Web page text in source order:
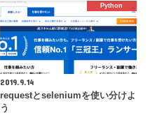
Python
2019.9.14
requestとseleniumを使い分けよ
う